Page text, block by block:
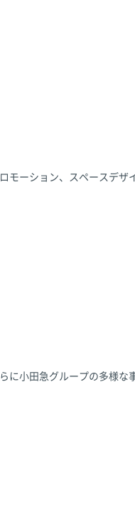
ーション、スペースデザ
小田急グループの多様